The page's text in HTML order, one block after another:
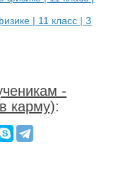
| 11 класс | 3
-
карму):